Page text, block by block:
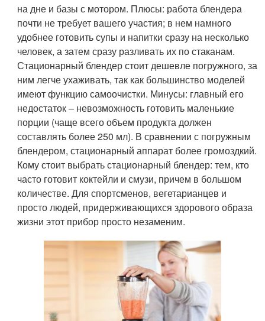
на дне и базы с мотором. Плюсы: работа блендера
почти не требует вашего участия; в нем намного
удобнее готовить супы и напитки сразу на несколько
человек, а затем сразу разливать их по стаканам.
Стационарный блендер стоит дешевле погружного, за
ним легче ухаживать, так как большинство моделей
имеют функцию самоочистки. Минусы: главный его
недостаток – невозможность готовить маленькие
порции (чаще всего объем продукта должен
составлять более 250 мл). В сравнении с погружным
блендером, стационарный аппарат более громоздкий.
Кому стоит выбрать стационарный блендер: тем, кто
часто готовит коктейли и смузи, причем в большом
количестве. Для спортсменов, вегетарианцев и
просто людей, придерживающихся здорового образа
жизни этот прибор просто незаменим.